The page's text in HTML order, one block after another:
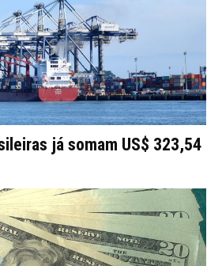
já somam US$ 323,54